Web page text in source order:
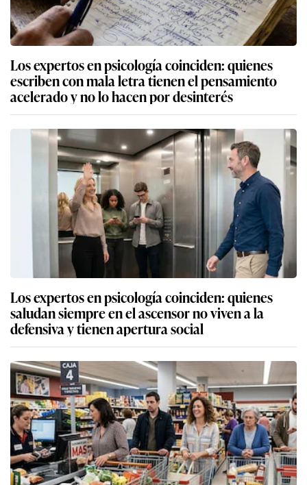
Los expertos en psicología coinciden: quienes
escriben con mala letra tienen el pensamiento
acelerado y no lo hacen por desinterés
Los expertos en psicología coinciden: quienes
saludan siempre en el ascensor no viven a la
defensiva y tienen apertura social